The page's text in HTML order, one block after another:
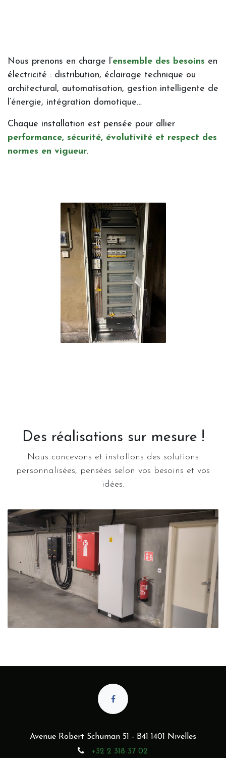
Nous prenons en charge l’ensemble des besoins en
électricité : distribution, éclairage technique ou
architectural, automatisation, gestion intelligente de
l’énergie, intégration domotique…
Chaque installation est pensée pour allier
performance, sécurité, évolutivité et respect des
normes en vigueur.
Des réalisations sur mesure !
Nous concevons et installons des solutions
personnalisées, pensées selon vos besoins et vos
idées.
Avenue Robert Schuman 51 - B41 1401 Nivelles
+32 2 318 37 02